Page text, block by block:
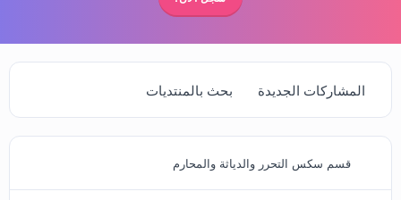
المشاركات الجديدة بحث بالمنتديات
قسم سكس التحرر والدياثة والمحارم